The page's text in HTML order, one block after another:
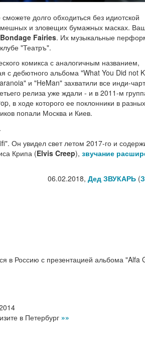
долго обходиться без идиотской
и зловещих бумажных масках.
Bondage Fairies. Их музыкальные
"Театръ".
комикса с аналогичным названием,
с дебютного альбома "What You Did not
и "HeMan" захватили все инди-
релиза уже ждали - и в 2011-м
в ходе которого ее поклонники в
попали Москва и Киев.
Он увидел свет летом 2017-го и
Крипа (Elvis Creep), звучание
06.02.2018, Дед ЗВУКАРЬ(
в Россию с презентацией альбома "Alfa
в Петербург »»